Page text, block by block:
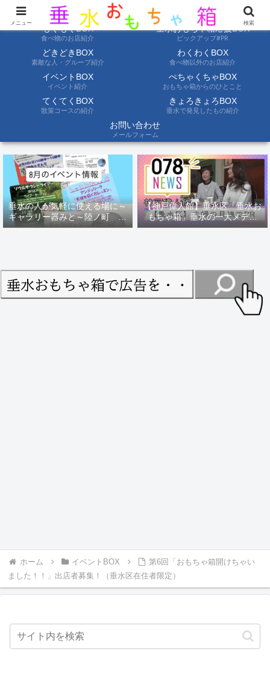
ようこそ垂水おもちゃ箱へ。垂水の情報を自分たちの目でみて聞いて伝えます
もぐもぐBOX
食べ物のお店紹介
垂水おもちゃ箱応援BOX
ピックアップ#PR
どきどきBOX
素敵な人・グループ紹介
わくわくBOX
食べ物以外のお店紹介
イベントBOX
イベント紹介
ぺちゃくちゃBOX
おもちゃ箱からのひとこと
てくてくBOX
散策コースの紹介
きょろきょろBOX
垂水で発見したもの紹介
お問い合わせ
メールフォーム
垂水の人が気軽に使える場に～
ギャラリー器みと～陸ノ町 ８
月のイベント情報
【神戸偉人館】垂水区「垂水お
もちゃ箱」垂水の一大メディ
ア！？｜神戸の魅力を凸インタ
ホーム イベントBOX
第6回「おもちゃ箱開けちゃい
ました！！」出店者募集！（垂水区在住者限定）
メニュー 検索